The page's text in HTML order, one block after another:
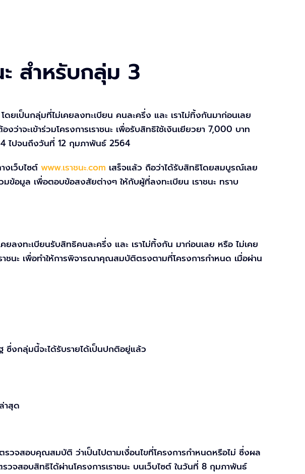
ะ สำหรับกลุ่ม 3
ยเป็นกลุ่มที่ไม่เคยลงทะเบียน คนละครึ่ง และ เราไม่ทิ้งกันมาก่อนเลย
าจะเข้าร่วมโครงการเราชนะ เพื่อรับสิทธิใช้เงินเยียวยา 7,000 บาท
ไปจนถึงวันที่ 12 กุมภาพันธ์ 2564
งเว็บไซต์ www.เราชนะ.com เสร็จแล้ว ถือว่าได้รับสิทธิโดยสมบูรณ์เลย
มข้อมูล เพื่อตอบข้อสงสัยต่างๆ ให้กับผู้ที่ลงทะเบียน เราชนะ ทราบ
งทะเบียนรับสิทธิคนละครึ่ง และ เราไม่ทิ้งกัน มาก่อนเลย หรือ ไม่เคย
ชนะ เพื่อทำให้การพิจารณาคุณสมบัติตรงตามที่โครงการกำหนด เมื่อผ่าน
ซึ่งกลุ่มนี้จะได้รับรายได้เป็นปกติอยู่แล้ว
าสุด
รวจสอบคุณสมบัติ ว่าเป็นไปตามเงื่อนไขที่โครงการกำหนดหรือไม่ ซึ่งผล
วจสอบสิทธิได้ผ่านโครงการเราชนะ บนเว็บไซต์ ในวันที่ 8 กุมภาพันธ์